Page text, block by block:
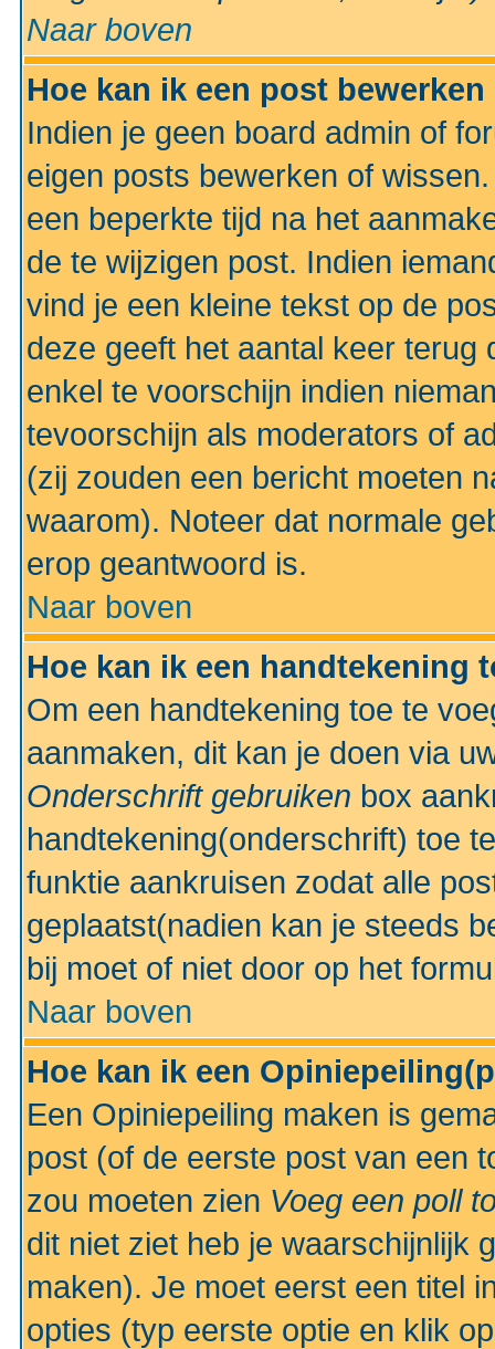
Naar boven
Hoe kan ik een post
Indien je geen board admin of
eigen posts bewerken of
een beperkte tijd na het
de te wijzigen post. Indien
vind je een kleine tekst op de
deze geeft het aantal keer terug
enkel te voorschijn indien
tevoorschijn als moderators of
(zij zouden een bericht moeten
waarom). Noteer dat normale
erop geantwoord is.
Naar boven
Hoe kan ik een handtekening
Om een handtekening toe te
aanmaken, dit kan je doen via
Onderschrift gebruiken box
handtekening(onderschrift) toe
funktie aankruisen zodat alle
geplaatst(nadien kan je steeds
bij moet of niet door op het
Naar boven
Hoe kan ik een
Een Opiniepeiling maken is
post (of de eerste post van een
zou moeten zien Voeg een poll
dit niet ziet heb je waarschijnlijk
maken). Je moet eerst een titel
opties (typ eerste optie en klik